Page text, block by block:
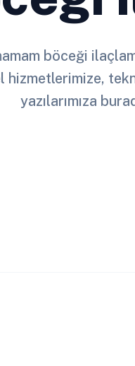
böceği
hizmetlerimize,
yazılarımıza